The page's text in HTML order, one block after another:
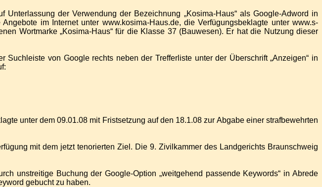
der Verwendung der Bezeichnung „Kosima-Haus“ als Google-Adword in
im Internet unter www.kosima-Haus.de, die Verfügungsbeklagte unter www.s-
Wortmarke „Kosima-Haus“ für die Klasse 37 (Bauwesen). Er hat die Nutzung dieser
von Google rechts neben der Trefferliste unter der Überschrift „Anzeigen“ in
unter dem 09.01.08 mit Fristsetzung auf den 18.1.08 zur Abgabe einer strafbewehrten
mit dem jetzt tenorierten Ziel. Die 9. Zivilkammer des Landgerichts Braunschweig
unstreitige Buchung der Google-Option „weitgehend passende Keywords“ in Abrede
gebucht zu haben.